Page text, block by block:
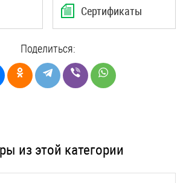
Сертификаты
Поделиться:
из этой категории